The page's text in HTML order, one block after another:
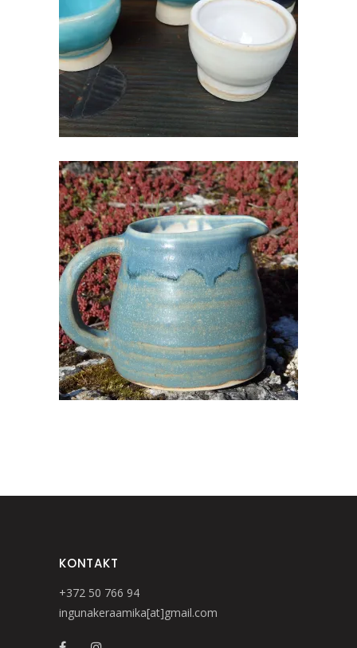
€10.00
KERAAMILINE KANN
€25.00
KONTAKT
+372 50 766 94
ingunakeraamika[at]gmail.com